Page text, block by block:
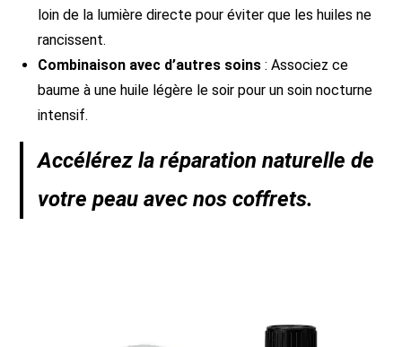
loin de la lumière directe pour éviter que les huiles ne
rancissent.
Combinaison avec d’autres soins : Associez ce
baume à une huile légère le soir pour un soin nocturne
intensif.
Accélérez la réparation naturelle de
votre peau avec nos coffrets.